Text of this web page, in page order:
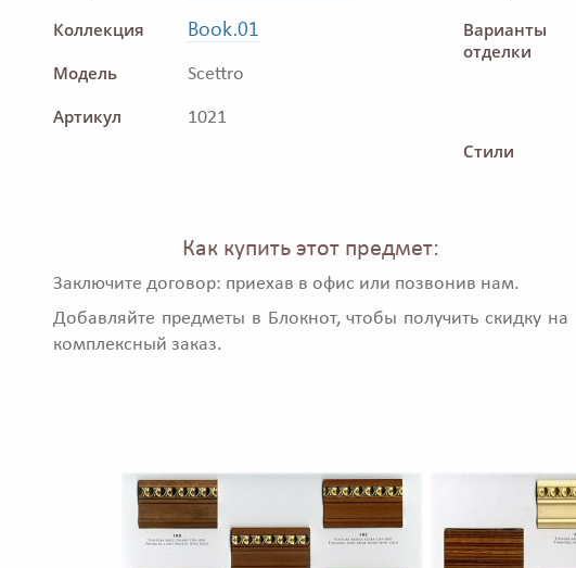
Коллекция Book.01
Модель Scettro
Артикул 1021
Варианты
отделки
Стили
Как купить этот предмет:
Заключите договор: приехав в офис или позвонив нам.
Добавляйте предметы в Блокнот, чтобы получить скидку на
комплексный заказ.